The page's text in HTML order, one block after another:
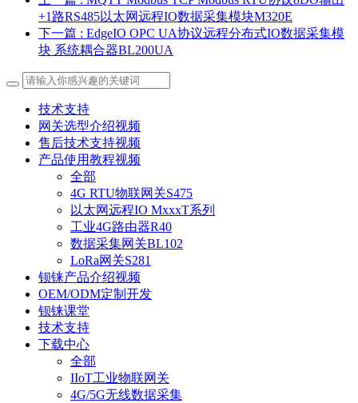
+1路RS485以太网远程IO数据采集模块M320E
下一篇 : EdgeIO OPC UA协议远程分布式IO数据采集模
块 系统耦合器BL200UA
技术支持
网关选型介绍视频
售后技术支持视频
产品使用教程视频
全部
4G RTU物联网关S475
以太网远程IO MxxxT系列
工业4G路由器R40
数据采集网关BL102
LoRa网关S281
钡铼产品介绍视频
OEM/ODM定制开发
钡铼课堂
技术支持
下载中心
全部
IIoT工业物联网关
4G/5G无线数据采集